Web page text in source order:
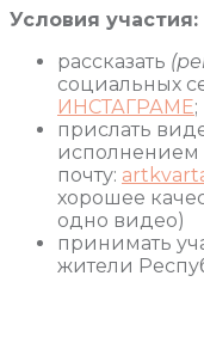
Условия участия:
рассказать
социальных
ИНСТАГРАМЕ;
прислать
исполнением
почту:
хорошее
одно видео)
принимать
жители